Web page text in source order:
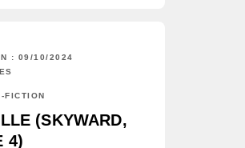
: 09/10/2024
FICTION
(SKYWARD,
4)